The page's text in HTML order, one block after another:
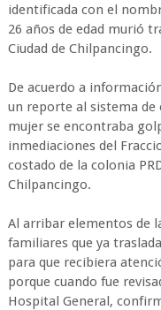
identificada con el
26 años de edad murió
Ciudad de Chilpancingo.
De acuerdo a
un reporte al sistema de
mujer se encontraba
inmediaciones del
costado de la colonia
Chilpancingo.
Al arribar elementos de
familiares que ya
para que recibiera
porque cuando fue
Hospital General,